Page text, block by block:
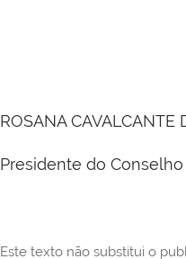
ROSANA CAVALCANTE
Presidente do
Este texto não substitui o